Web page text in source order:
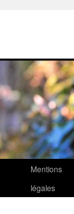
Mentions
légales